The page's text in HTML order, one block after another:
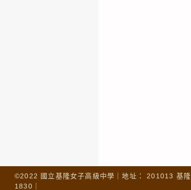
©2022 國立基隆女子高級中學｜地址： 201013 基
1830｜